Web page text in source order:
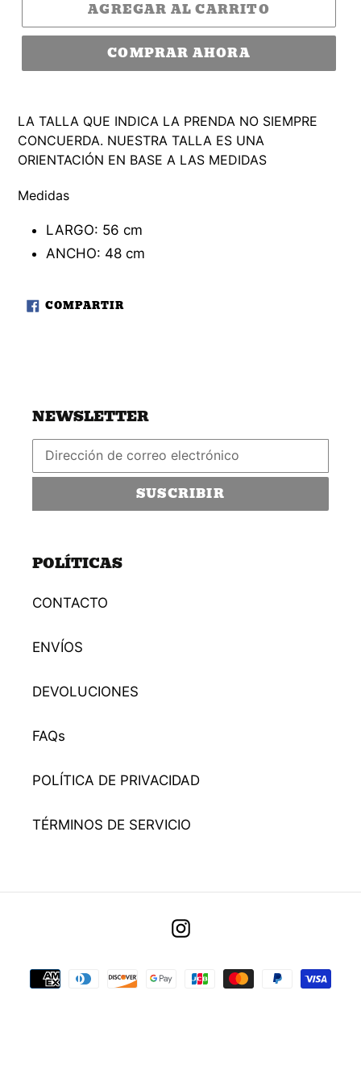
AGREGAR AL CARRITO
COMPRAR AHORA
LA TALLA QUE INDICA LA PRENDA NO SIEMPRE
CONCUERDA. NUESTRA TALLA ES UNA
ORIENTACIÓN EN BASE A LAS MEDIDAS
Medidas
LARGO: 56 cm
ANCHO: 48 cm
COMPARTIRCOMPARTIR
EN
NEWSLETTER
SUSCRIBIR
POLÍTICAS
CONTACTO
ENVÍOS
DEVOLUCIONES
FAQs
POLÍTICA DE PRIVACIDAD
TÉRMINOS DE SERVICIO
Instagram
Métodos
flechas
izquierda/derecha